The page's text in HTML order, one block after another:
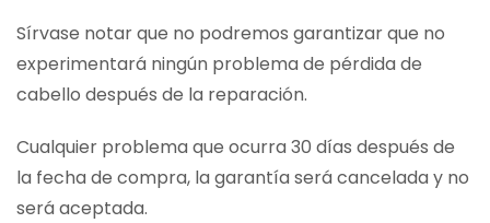
Sírvase notar que no podremos garantizar que no
experimentará ningún problema de pérdida de
cabello después de la reparación.
Cualquier problema que ocurra 30 días después de
la fecha de compra, la garantía será cancelada y no
será aceptada.